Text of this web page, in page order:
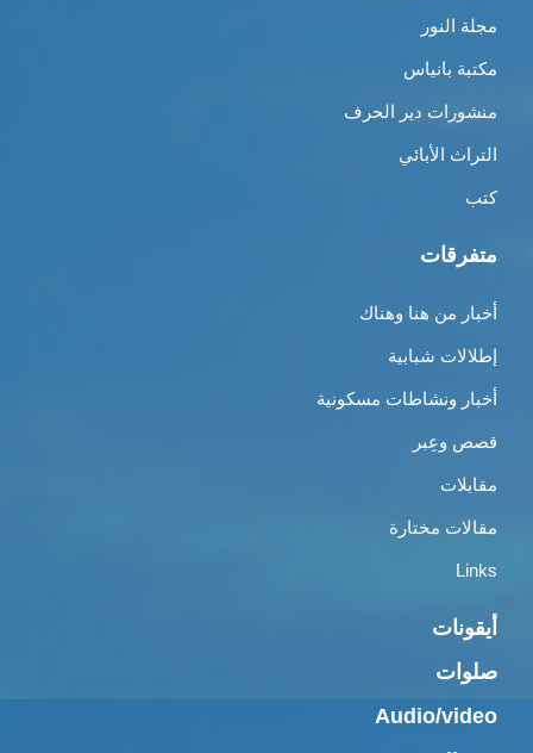
مجلة النور
مكتبة بانياس
منشورات دير الحرف
التراث الأبائي
كتب
متفرقات
أخبار من هنا وهناك
إطلالات شبابية
أخبار ونشاطات مسكونية
قصص وعِبر
مقابلات
مقالات مختارة
Links
أيقونات
صلوات
Audio/video